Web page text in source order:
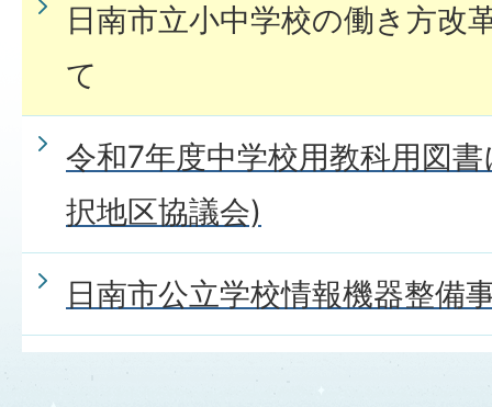
日南市立小中学校の働き方改
て
令和7年度中学校用教科用図
択地区協議会)
日南市公立学校情報機器整備